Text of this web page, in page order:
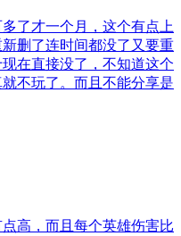
了才一个月，这个有点上
删了连时间都没了又要重
在直接没了，不知道这个
不玩了。而且不能分享是
高，而且每个英雄伤害比